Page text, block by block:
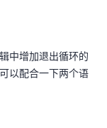
中增加退出循环的
以配合一下两个语